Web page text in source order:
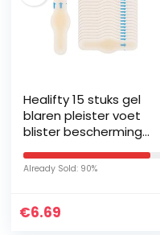
Healifty 15 stuks gel
blaren pleister voet
blister bescherming
bescherming huid
Already Sold: 90%
€6.69